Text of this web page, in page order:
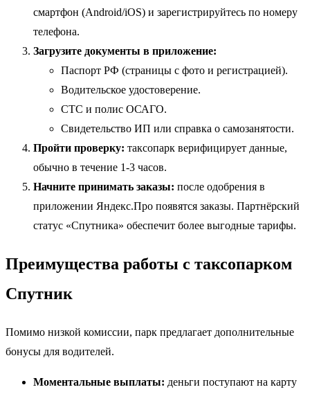
смартфон (Android/iOS) и зарегистрируйтесь по номеру
телефона.
Загрузите документы в приложение:
Паспорт РФ (страницы с фото и регистрацией).
Водительское удостоверение.
СТС и полис ОСАГО.
Свидетельство ИП или справка о самозанятости.
Пройти проверку: таксопарк верифицирует данные,
обычно в течение 1-3 часов.
Начните принимать заказы: после одобрения в
приложении Яндекс.Про появятся заказы. Партнёрский
статус «Спутника» обеспечит более выгодные тарифы.
Преимущества работы с таксопарком
Спутник
Помимо низкой комиссии, парк предлагает дополнительные
бонусы для водителей.
Моментальные выплаты: деньги поступают на карту